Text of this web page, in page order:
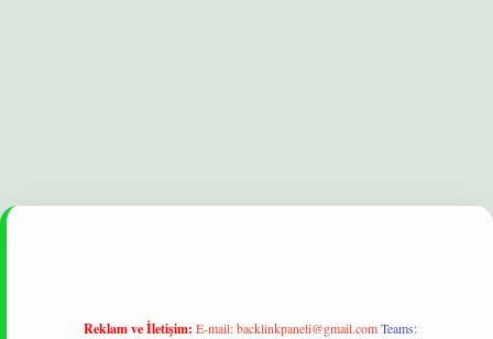
Reklam ve İletişim: E-mail:backlinkpaneli@gmail.com Teams: